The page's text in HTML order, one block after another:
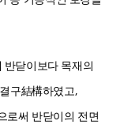
닫이보다 목재의
구結構하였고,
로써 반닫이의 전면